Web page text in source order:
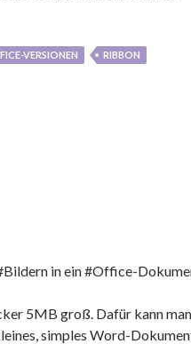
VERSIONEN RIBBON
in ein #Office-
5MB groß. Dafür kann
simples Word-